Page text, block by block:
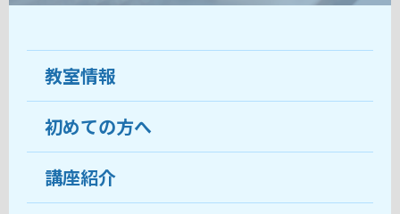
教室情報
教室について
受講生の声
初めての方へ
ココがおすすめ
講座紹介